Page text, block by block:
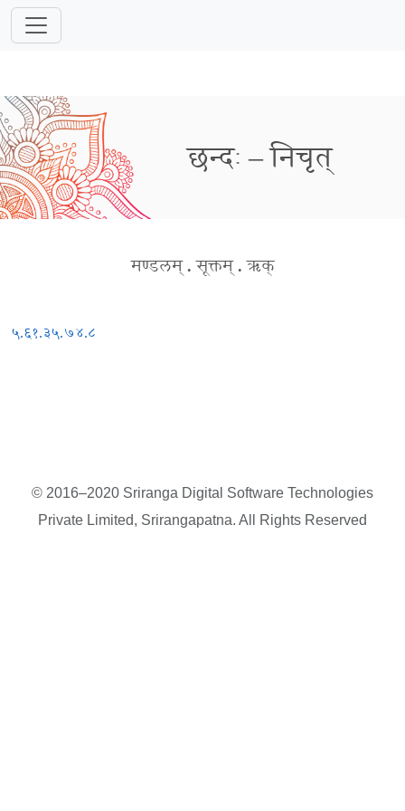
छन्दः – निचृत्
मण्डलम् . सूक्तम् . ऋक्
५.६१.३५.७४.८
© 2016–2020 Sriranga Digital Software Technologies
Private Limited, Srirangapatna. All Rights Reserved